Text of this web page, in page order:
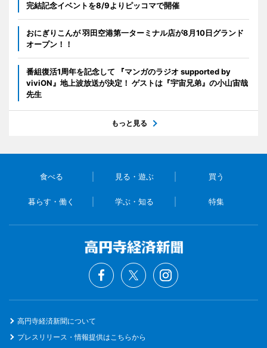
完結記念イベントを8/9よりピッコマで開催
おにぎりこんが 羽田空港第一ターミナル店が8月10日グランド
オープン！！
番組復活1周年を記念して 『マンガのラジオ supported by
viviON』地上波放送が決定！ ゲストは『宇宙兄弟』の小山宙哉
先生
もっと見る
食べる 見る・遊ぶ 買う
暮らす・働く 学ぶ・知る 特集
高円寺経済新聞について
プレスリリース・情報提供はこちらから